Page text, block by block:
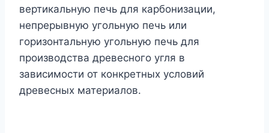
вертикальную печь для карбонизации,
непрерывную угольную печь или
горизонтальную угольную печь для
производства древесного угля в
зависимости от конкретных условий
древесных материалов.